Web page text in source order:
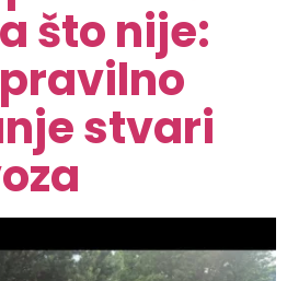
što nije:
stvari